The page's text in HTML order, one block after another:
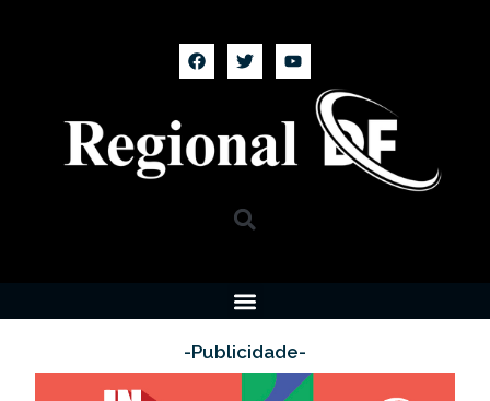
-Publicidade-